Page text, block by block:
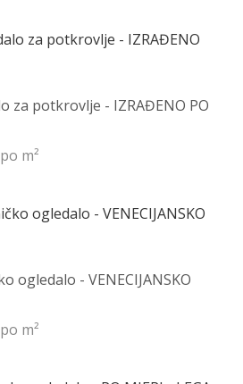
za potkrovlje - IZRAĐENO PO
po m²
ogledalo - VENECIJANSKO
po m²